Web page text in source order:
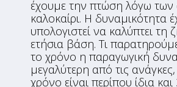
έχουμε την πτώση λόγω των
καλοκαίρι. Η δυναμικότητα
υπολογιστεί να καλύπτει τη
ετήσια βάση. Τι
το χρόνο η παραγωγική
μεγαλύτερη από τις
χρόνο είναι περίπου ίδια